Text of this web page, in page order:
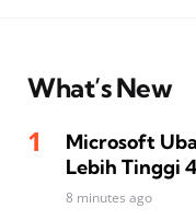
What’s New
Microsoft
Lebih Tinggi
8 minutes ago